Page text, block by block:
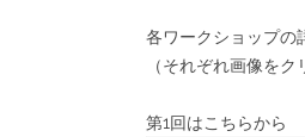
各ワークショップの
（それぞれ画像を
第1回はこ